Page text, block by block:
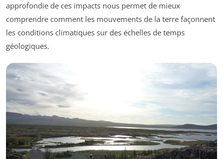
approfondie de ces impacts nous permet de mieux
comprendre comment les mouvements de la terre façonnent
les conditions climatiques sur des échelles de temps
géologiques.